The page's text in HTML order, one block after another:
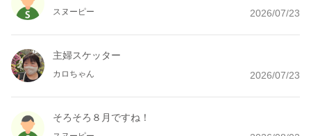
スヌーピー 2026/07/23
主婦スケッター
カロちゃん 2026/07/23
そろそろ８月ですね！